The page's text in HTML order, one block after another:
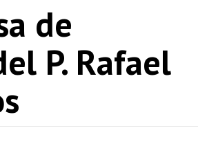
de
P. Rafael